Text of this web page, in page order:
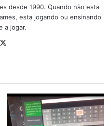
desde 1990. Quando não esta
esta jogando ou ensinando
a jogar.